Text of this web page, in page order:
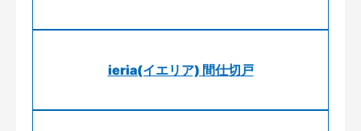
ieria(イエリア) 間仕切戸